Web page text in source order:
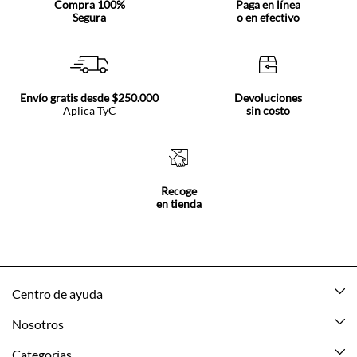
Compra 100%
Segura
Paga en línea
o en efectivo
Envío gratis desde $250.000
Aplica TyC
Devoluciones
sin costo
Recoge
en tienda
Centro de ayuda
Mis pedidos
Nosotros
Acerca de Tennis